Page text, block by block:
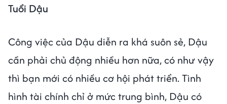
Tuổi Dậu
Công việc của Dậu diễn ra khá suôn sẻ, Dậu
cần phải chủ động nhiều hơn nữa, có như vậy
thì bạn mới có nhiều cơ hội phát triển. Tình
hình tài chính chỉ ở mức trung bình, Dậu có